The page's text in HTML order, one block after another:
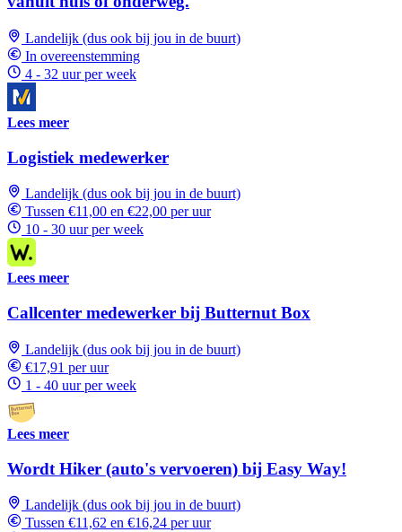
Landelijk (dus ook bij jou in de buurt)
In overeenstemming
4 - 32 uur per week
Lees meer
Logistiek medewerker
Landelijk (dus ook bij jou in de buurt)
Tussen €11,00 en €22,00 per uur
10 - 30 uur per week
Lees meer
Callcenter medewerker bij Butternut Box
Landelijk (dus ook bij jou in de buurt)
€17,91 per uur
1 - 40 uur per week
Lees meer
Wordt Hiker (auto's vervoeren) bij Easy Way!
Landelijk (dus ook bij jou in de buurt)
Tussen €11,62 en €16,24 per uur